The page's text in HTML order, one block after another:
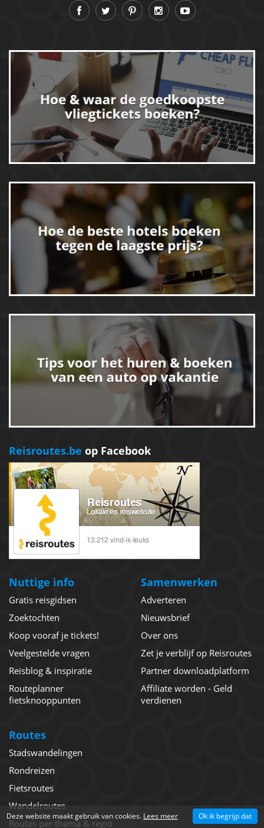
Reisroutes.be op Facebook
Nuttige info
Gratis reisgidsen
Zoektochten
Koop vooraf je tickets!
Veelgestelde vragen
Reisblog & inspiratie
Routeplanner
fietsknooppunten
Samenwerken
Adverteren
Nieuwsbrief
Over ons
Zet je verblijf op Reisroutes
Partner downloadplatform
Affiliate worden - Geld
verdienen
Routes
Stadswandelingen
Rondreizen
Fietsroutes
Wandelroutes
Routes per thema & regio
Deze website maakt gebruik van cookies. Lees meer Ok ik begrijp dat